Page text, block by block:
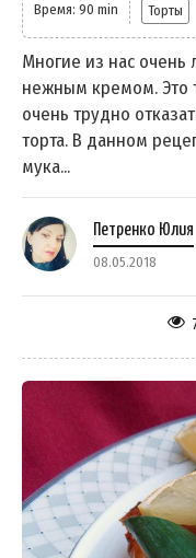
Время: 90 min Торты
Многие из нас
нежным кремом. Это
очень трудно
торта. В данном
мука...
Петренко Юлия
08.05.2018